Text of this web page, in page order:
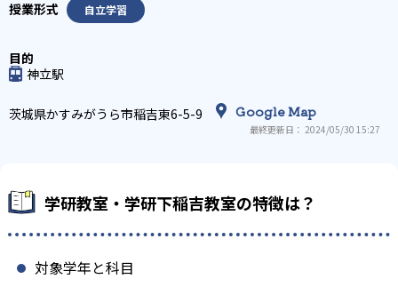
自立学習
神立駅
茨城県かすみがうら市稲吉東6-5-9 Google Map
最終更新日： 2024/05/30 15:27
学研教室・学研下稲吉教室の特徴は？
対象学年と科目